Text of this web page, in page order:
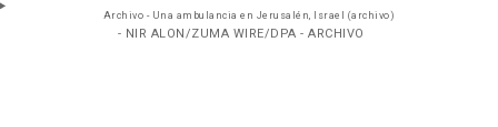
Archivo - Una ambulancia en Jerusalén, Israel (archivo)
- NIR ALON/ZUMA WIRE/DPA - ARCHIVO